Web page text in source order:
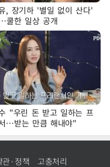
, 장기하 '별일 없이 산다'
쿨한 일상 공개
"우린 돈 받고 일하는 프
…받는 만큼 해내야"
관·정책 고충처리